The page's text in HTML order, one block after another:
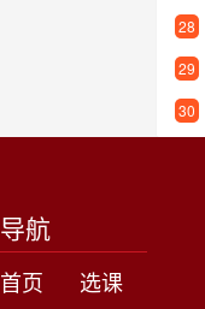
28
29
30
导航
首页
选课